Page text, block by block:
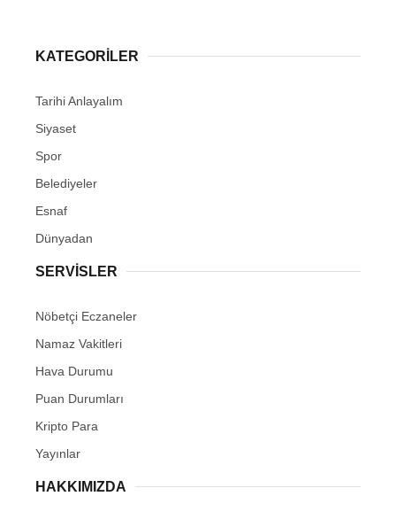
KATEGORİLER
Tarihi Anlayalım
Siyaset
Spor
Belediyeler
Esnaf
Dünyadan
SERVİSLER
Nöbetçi Eczaneler
Namaz Vakitleri
Hava Durumu
Puan Durumları
Kripto Para
Yayınlar
HAKKIMIZDA